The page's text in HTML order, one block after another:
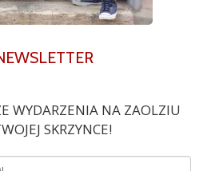
WYDARZENIA NA ZAOLZIU
SKRZYNCE!